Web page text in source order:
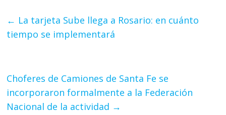
← La tarjeta Sube llega a Rosario: en cuánto
tiempo se implementará
Choferes de Camiones de Santa Fe se
incorporaron formalmente a la Federación
Nacional de la actividad →